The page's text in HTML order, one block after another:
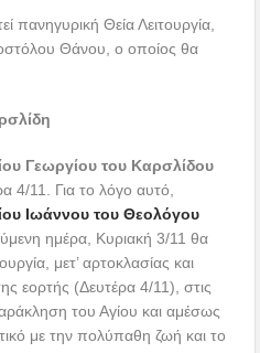
πανηγυρική Θεία Λειτουργία,
Θάνου, ο οποίος θα
Γεωργίου του Καρσλίδου
4/11. Για το λόγο αυτό,
Ιωάννου του Θεολόγου
ημέρα, Κυριακή 3/11 θα
μετ’ αρτοκλασίας και
εορτής (Δευτέρα 4/11), στις
του Αγίου και αμέσως
με την πολύπαθη ζωή και το